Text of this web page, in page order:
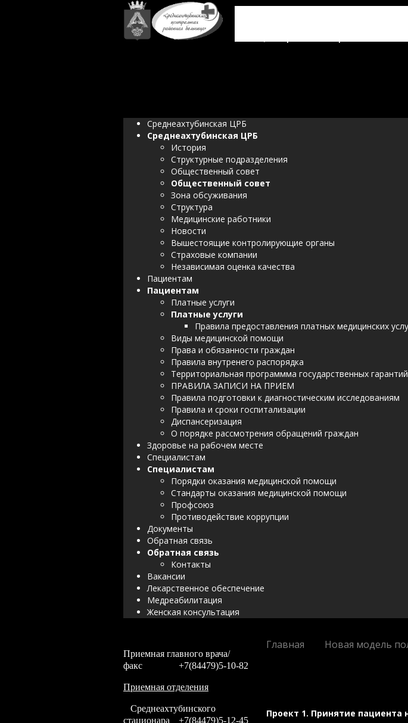
Среднеахтубинская ЦРБ
Среднеахтубинская ЦРБ
История
Структурные подразделения
Общественный совет
Общественный совет
Зона обсуживания
Структура
Медицинские работники
Новости
Вышестоящие контролирующие органы
Страховые компании
Независимая оценка качества
Пациентам
Пациентам
Платные услуги
Платные услуги
Правила предоставления платных медицинских
Виды медицинской помощи
Права и обязанности граждан
Правила внутренего распорядка
Территориальная программма государственных
ПРАВИЛА ЗАПИСИ НА ПРИЕМ
Правила подготовки к диагностическим исследованиям
Правила и сроки госпитализации
Диспансеризация
О порядке рассмотрения обращений граждан
Здоровье на рабочем месте
Специалистам
Специалистам
Порядки оказания медицинской помощи
Стандарты оказания медицинской помощи
Профсоюз
Противодействие коррупции
Документы
Обратная связь
Обратная связь
Контакты
Вакансии
Лекарственное обеспечение
Медреабилитация
Женская консультация
Приемная главного врача/
факс
+7(84479)5-10-82
Приемная отделения
Среднеахтубинского
стационара
+7(84479)5-12-45
Главная Новая модель
Проект 1. Принятие пациента